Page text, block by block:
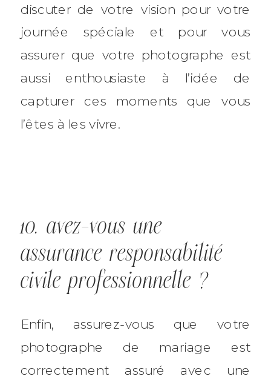
discuter de votre vision pour votre
journée spéciale et pour vous
assurer que votre photographe est
aussi enthousiaste à l’idée de
capturer ces moments que vous
l’êtes à les vivre.
10. avez-vous une
assurance responsabilité
civile professionnelle ?
Enfin, assurez-vous que votre
photographe de mariage est
correctement assuré avec une